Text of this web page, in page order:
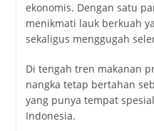
ekonomis. Dengan satu
menikmati lauk berkuah
sekaligus menggugah
Di tengah tren makanan
nangka tetap bertahan
yang punya tempat
Indonesia.